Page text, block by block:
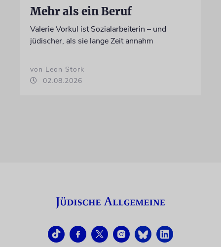
Mehr als ein Beruf
Valerie Vorkul ist Sozialarbeiterin – und
jüdischer, als sie lange Zeit annahm
von Leon Stork
02.08.2026